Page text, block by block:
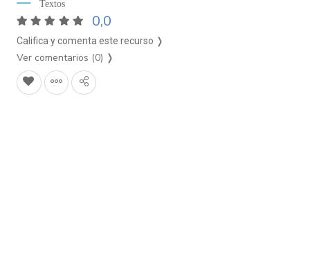
Textos
0,0
Califica y comenta este recurso ❭
Ver comentarios (0) ❭